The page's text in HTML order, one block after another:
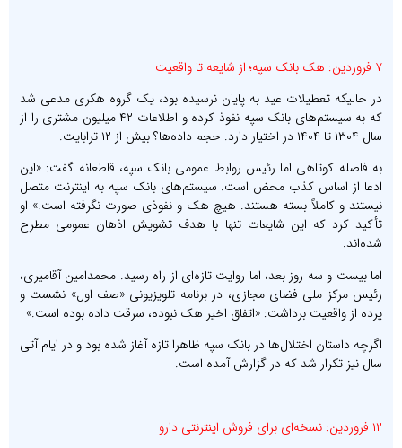
۷ فروردین: هک بانک سپه؛ از شایعه تا واقعیت
در حالیکه تعطیلات عید به پایان نرسیده بود، یک گروه هکری مدعی شد
که به سیستم‌های بانک سپه نفوذ کرده و اطلاعات ۴۲ میلیون مشتری را از
سال ۱۳۰۴ تا ۱۴۰۴ در اختیار دارد. حجم داده‌ها؟ بیش از ۱۲ ترابایت.
به فاصله کوتاهی اما رئیس روابط عمومی بانک سپه، قاطعانه گفت: «این
ادعا از اساس کذب محض است. سیستم‌های بانک سپه به اینترنت متصل
نیستند و کاملاً بسته هستند. هیچ هک و نفوذی صورت نگرفته است.» او
تأکید کرد که این شایعات تنها با هدف تشویش اذهان عمومی مطرح
شده‌اند.
اما بیست و سه روز بعد، اما روایت تازه‌ای از راه رسید. محمدامین آقامیری،
رئیس مرکز ملی فضای مجازی، در برنامه تلویزیونی «صف اول» نشست و
پرده از واقعیت برداشت: «اتفاق اخیر هک نبوده، سرقت داده بوده است.»
اگرچه داستان اختلال‌ها در بانک سپه ظاهرا تازه آغاز شده بود و در ایام آتی
سال نیز تکرار شد که در گزارش آمده است.
۱۲ فروردین: نسخه‌ای برای فروش اینترنتی دارو